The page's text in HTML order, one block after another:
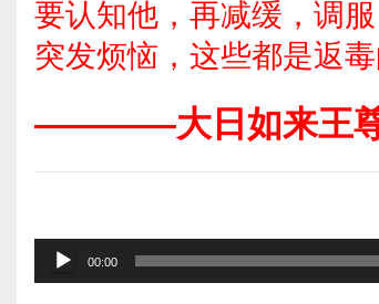
要认知他，再减缓，调
突发烦恼，这些都是返
————大日如来王
频
00:00